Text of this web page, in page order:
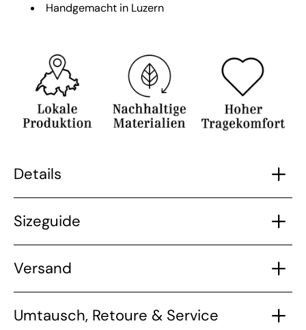
Handgemacht in Luzern
Details
Sizeguide
Versand
Umtausch, Retoure & Service